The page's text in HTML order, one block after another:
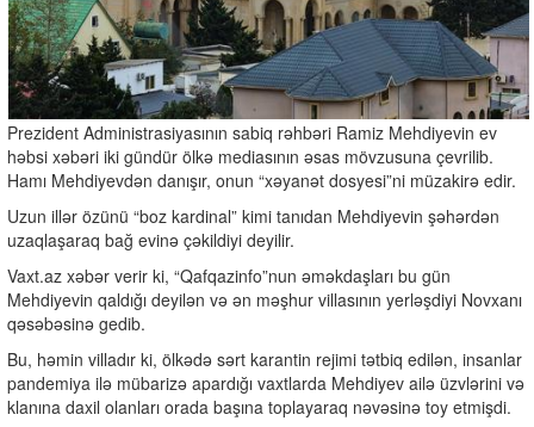
Prezident Administrasiyasının sabiq rəhbəri Ramiz Mehdiyevin ev
həbsi xəbəri iki gündür ölkə mediasının əsas mövzusuna çevrilib.
Hamı Mehdiyevdən danışır, onun “xəyanət dosyesi”ni müzakirə edir.
Uzun illər özünü “boz kardinal” kimi tanıdan Mehdiyevin şəhərdən
uzaqlaşaraq bağ evinə çəkildiyi deyilir.
Vaxt.az xəbər verir ki, “Qafqazinfo”nun əməkdaşları bu gün
Mehdiyevin qaldığı deyilən və ən məşhur villasının yerləşdiyi Novxanı
qəsəbəsinə gedib.
Bu, həmin villadır ki, ölkədə sərt karantin rejimi tətbiq edilən, insanlar
pandemiya ilə mübarizə apardığı vaxtlarda Mehdiyev ailə üzvlərini və
klanına daxil olanları orada başına toplayaraq nəvəsinə toy etmişdi.